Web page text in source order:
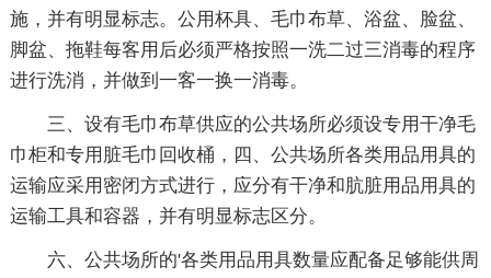
施，并有明显标志。公用杯具、毛巾布草、浴盆、脸盆、
脚盆、拖鞋每客用后必须严格按照一洗二过三消毒的程序
进行洗消，并做到一客一换一消毒。
三、设有毛巾布草供应的公共场所必须设专用干净毛
巾柜和专用脏毛巾回收桶，四、公共场所各类用品用具的
运输应采用密闭方式进行，应分有干净和肮脏用品用具的
运输工具和容器，并有明显标志区分。
六、公共场所的'各类用品用具数量应配备足够能供周